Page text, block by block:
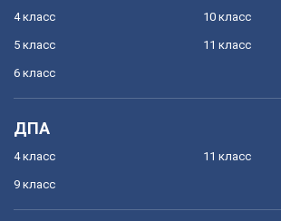
4 класс
5 класс
6 класс
10 класс
11 класс
ДПА
4 класс
9 класс
11 класс